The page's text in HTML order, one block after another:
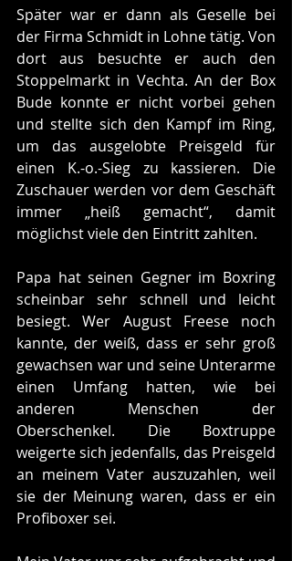
Später war er dann als Geselle bei
der Firma Schmidt in Lohne tätig. Von
dort aus besuchte er auch den
Stoppelmarkt in Vechta. An der Box
Bude konnte er nicht vorbei gehen
und stellte sich den Kampf im Ring,
um das ausgelobte Preisgeld für
einen K.-o.-Sieg zu kassieren. Die
Zuschauer werden vor dem Geschäft
immer „heiß gemacht“, damit
möglichst viele den Eintritt zahlten.
Papa hat seinen Gegner im Boxring
scheinbar sehr schnell und leicht
besiegt. Wer August Freese noch
kannte, der weiß, dass er sehr groß
gewachsen war und seine Unterarme
einen Umfang hatten, wie bei
anderen Menschen der
Oberschenkel. Die Boxtruppe
weigerte sich jedenfalls, das Preisgeld
an meinem Vater auszuzahlen, weil
sie der Meinung waren, dass er ein
Profiboxer sei.